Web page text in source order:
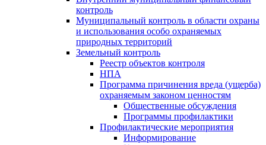
контроль
Муниципальный контроль в области охраны
и использования особо охраняемых
природных территорий
Земельный контроль
Реестр объектов контроля
НПА
Программа причинения вреда (ущерба)
охраняемым законом ценностям
Общественные обсуждения
Программы профилактики
Профилактические мероприятия
Информирование